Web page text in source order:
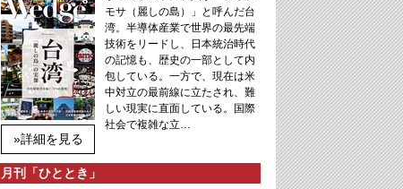
»詳細を見る
モサ（麗しの島）」と呼んだ台
湾。半導体産業で世界の最先端
技術をリードし、日本統治時代
の記憶も、歴史の一部として内
包している。一方で、現在は米
中対立の最前線に立たされ、難
しい現実に直面している。国際
社会で複雑な立…
月刊「ひととき」